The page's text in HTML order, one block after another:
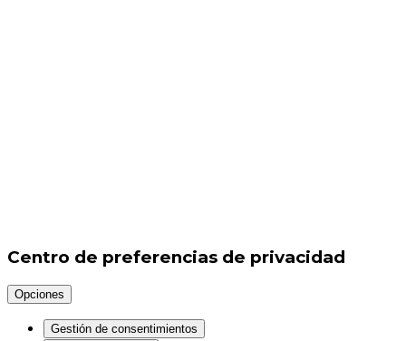
Centro de preferencias de privacidad
Opciones
Gestión de consentimientos